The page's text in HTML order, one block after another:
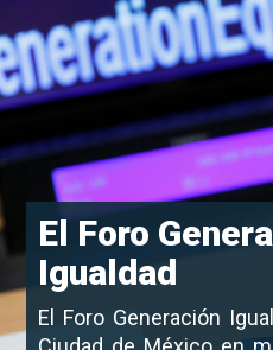
El Foro
Igualdad
El Foro Generación